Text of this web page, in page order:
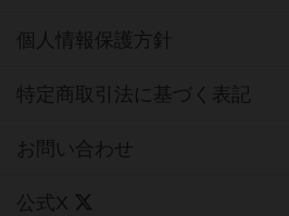
個人情報保護方針
特定商取引法に基づく表記
お問い合わせ
公式X